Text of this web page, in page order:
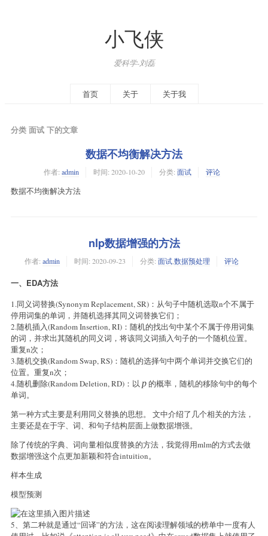
小飞侠
爱科学-刘磊
首页 关于 关于我
分类 面试 下的文章
数据不均衡解决方法
作者: admin 时间: 2020-10-20 分类: 面试 评论
数据不均衡解决方法
nlp数据增强的方法
作者: admin 时间: 2020-09-23 分类: 面试数据预处理 评论
一、EDA方法
1.同义词替换(Synonym Replacement, SR)：从句子中随机选取n个不属于
停用词集的单词，并随机选择其同义词替换它们；
2.随机插入(Random Insertion, RI)：随机的找出句中某个不属于停用词集
的词，并求出其随机的同义词，将该同义词插入句子的一个随机位置。
重复n次；
3.随机交换(Random Swap, RS)：随机的选择句中两个单词并交换它们的
位置。重复n次；
4.随机删除(Random Deletion, RD)：以 p
p 的概率，随机的移除句中的每个
单词。
第一种方式主要是利用同义替换的思想。 文中介绍了几个相关的方法，
主要还是在于字、词、和句子结构层面上做数据增强。
除了传统的字典、词向量相似度替换的方法，我觉得用mlm的方式去做
数据增强这个点更加新颖和符合intuition。
样本生成
模型预测
5、第二种就是通过“回译”的方法，这在阅读理解领域的榜单中一度有人